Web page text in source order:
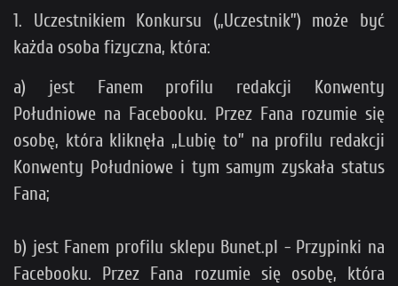
1. Uczestnikiem Konkursu („Uczestnik”) może być
każda osoba fizyczna, która:
a) jest Fanem profilu redakcji Konwenty
Południowe na Facebooku. Przez Fana rozumie się
osobę, która kliknęła „Lubię to” na profilu redakcji
Konwenty Południowe i tym samym zyskała status
Fana;
b) jest Fanem profilu sklepu Bunet.pl - Przypinki na
Facebooku. Przez Fana rozumie się osobę, która